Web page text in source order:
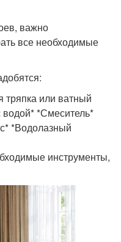
важно
все необходимые
тряпка или ватный
водой* *Смеситель*
*Водолазный
инструменты,